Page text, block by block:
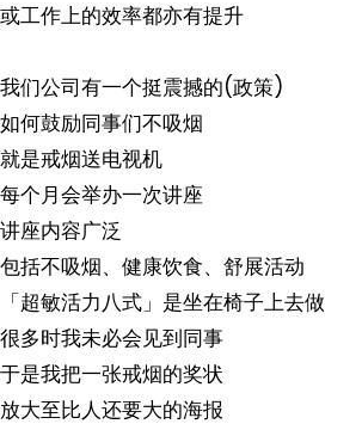
或工作上的效率都亦有提升
我们公司有一个挺震撼的(政策)
如何鼓励同事们不吸烟
就是戒烟送电视机
每个月会举办一次讲座
讲座内容广泛
包括不吸烟、健康饮食、舒展活动
「超敏活力八式」是坐在椅子上去做
很多时我未必会见到同事
于是我把一张戒烟的奖状
放大至比人还要大的海报